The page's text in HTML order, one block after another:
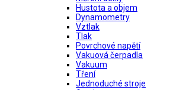
Hustota a objem
Dynamometry
Vztlak
Tlak
Povrchové napětí
Vakuová čerpadla
Vakuum
Tření
Jednoduché stroje